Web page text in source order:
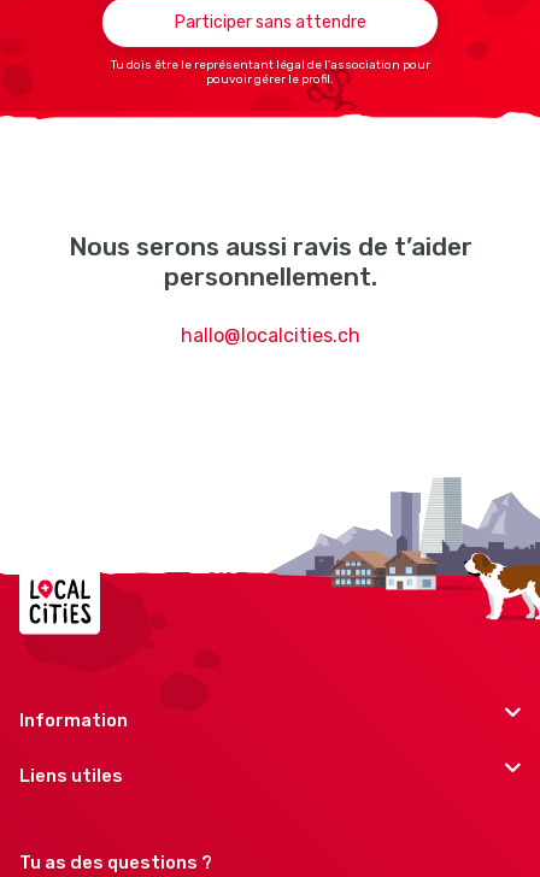
Participer sans attendre
Tu dois être le représentant légal de l’association pour
pouvoir gérer le profil.
Nous serons aussi ravis de t’aider
personnellement.
hallo@localcities.ch
Information
Liens utiles
Tu as des questions ?